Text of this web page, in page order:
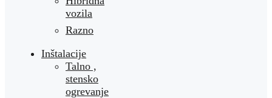
vozila
Razno
Inštalacije
Talno ,
stensko
ogrevanje